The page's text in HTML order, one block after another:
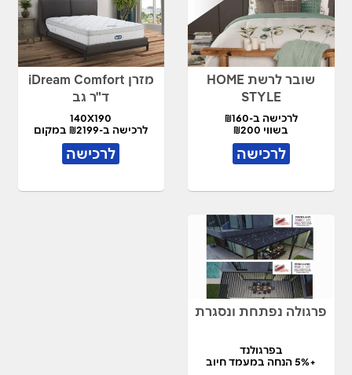
שובר לרשת HOME
STYLE
לרכישה ב-₪160
בשווי ₪200
לרכישה
מזרן iDream Comfort
ד"ר גב
140X190
לרכישה ב-₪2199 במקום
₪4,490
לרכישה
פרגולה נפתחת ונסגרת
בפרגולנד
+5% הנחה במעמד חיוב